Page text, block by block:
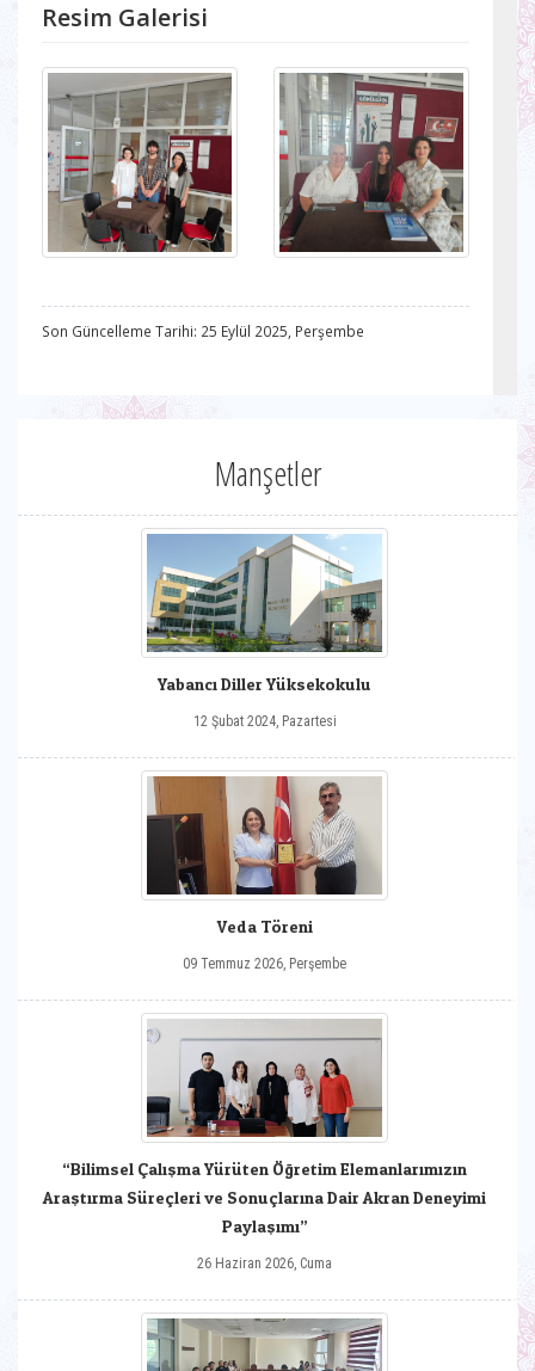
Resim Galerisi
Son Güncelleme Tarihi: 25 Eylül 2025, Perşembe
Manşetler
Yabancı Diller Yüksekokulu
12 Şubat 2024, Pazartesi
Veda Töreni
09 Temmuz 2026, Perşembe
“Bilimsel Çalışma Yürüten Öğretim Elemanlarımızın
Araştırma Süreçleri ve Sonuçlarına Dair Akran Deneyimi
Paylaşımı”
26 Haziran 2026, Cuma